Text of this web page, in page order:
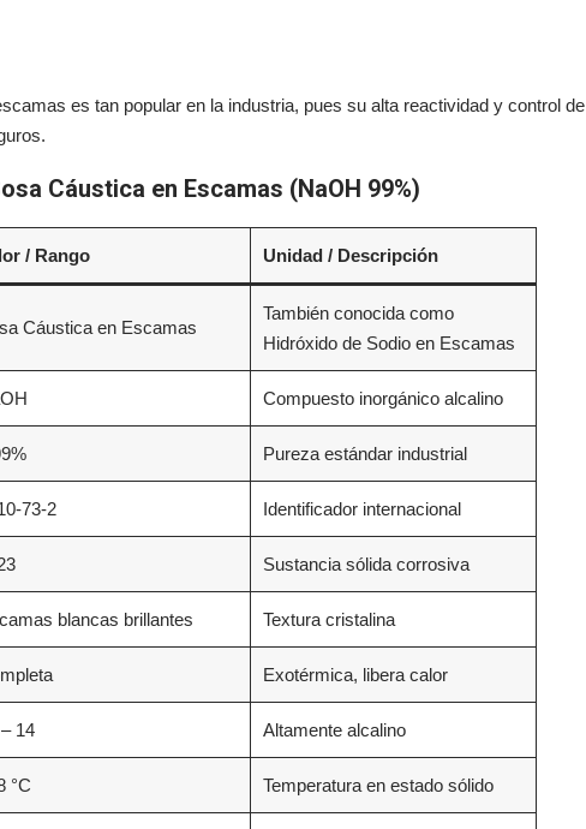
es tan popular en la industria, pues su alta reactividad y control de
Cáustica en Escamas (NaOH 99%)
/ Rango Unidad / Descripción
Cáustica en Escamas
También conocida como
Hidróxido de Sodio en Escamas
Compuesto inorgánico alcalino
Pureza estándar industrial
73-2 Identificador internacional
Sustancia sólida corrosiva
blancas brillantes Textura cristalina
Exotérmica, libera calor
14 Altamente alcalino
°C Temperatura en estado sólido